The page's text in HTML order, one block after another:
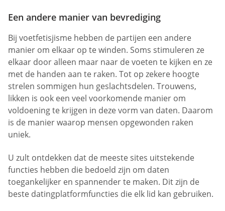
Een andere manier van bevrediging
Bij voetfetisjisme hebben de partijen een andere
manier om elkaar op te winden. Soms stimuleren ze
elkaar door alleen maar naar de voeten te kijken en ze
met de handen aan te raken. Tot op zekere hoogte
strelen sommigen hun geslachtsdelen. Trouwens,
likken is ook een veel voorkomende manier om
voldoening te krijgen in deze vorm van daten. Daarom
is de manier waarop mensen opgewonden raken
uniek.
U zult ontdekken dat de meeste sites uitstekende
functies hebben die bedoeld zijn om daten
toegankelijker en spannender te maken. Dit zijn de
beste datingplatformfuncties die elk lid kan gebruiken.